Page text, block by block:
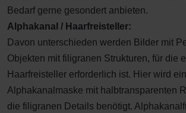
Bedarf gerne gesondert anbieten.
Alphakanal / Haarfreisteller:
Davon unterschieden werden Bilder mit
Objekten mit filigranen Strukturen, für die
Haarfreisteller erforderlich ist. Hier wird
Alphakanalmaske mit halbtransparenten
die filigranen Details benötigt.